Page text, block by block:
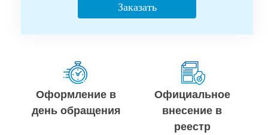
Заказать
Оформление в
день обращения
Официальное
внесение в
реестр